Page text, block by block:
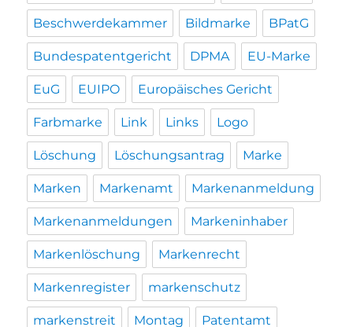
Beschwerdekammer Bildmarke BPatG
Bundespatentgericht DPMA EU-Marke
EuG EUIPO Europäisches Gericht
Farbmarke Link Links Logo
Löschung Löschungsantrag Marke
Marken Markenamt Markenanmeldung
Markenanmeldungen Markeninhaber
Markenlöschung Markenrecht
Markenregister markenschutz
markenstreit Montag Patentamt